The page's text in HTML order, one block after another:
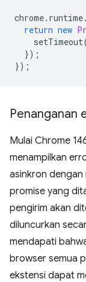
chrome. runtime.
return new
setTimeout
});
});
Penanganan
Mulai Chrome
menampilkan
asinkron dengan
promise yang
pengirim akan
diluncurkan
mendapati
browser semua
ekstensi dapat